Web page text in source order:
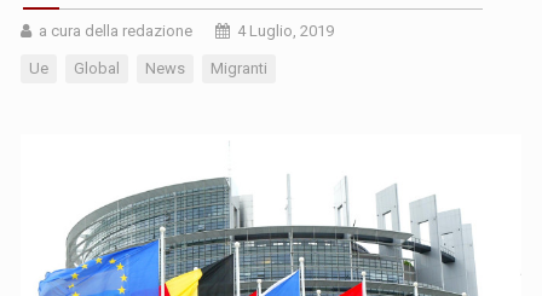
a cura della redazione 4 Luglio, 2019
Ue Global News Migranti